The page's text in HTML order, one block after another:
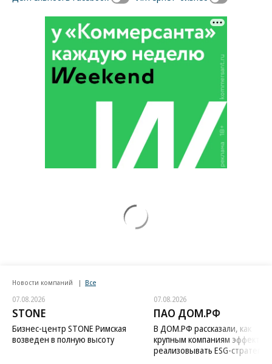
Новости компаний Все
07.08.2026
STONE
Бизнес-центр STONE Римская
возведен в полную высоту
07.08.2026
ПАО ДОМ.РФ
В ДОМ.РФ рассказали, как
крупным компаниям
реализовывать ESG-стратегию